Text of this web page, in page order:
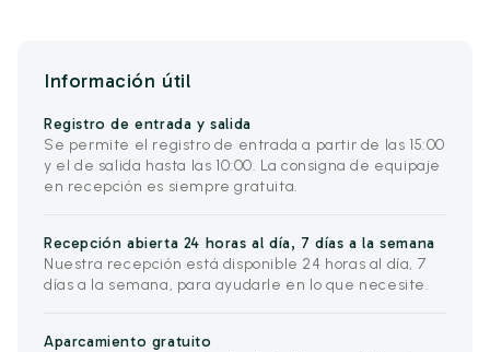
Información útil
Registro de entrada y salida
Se permite el registro de entrada a partir de las 15:00
y el de salida hasta las 10:00. La consigna de equipaje
en recepción es siempre gratuita.
Recepción abierta 24 horas al día, 7 días a la semana
Nuestra recepción está disponible 24 horas al día, 7
días a la semana, para ayudarle en lo que necesite.
Aparcamiento gratuito